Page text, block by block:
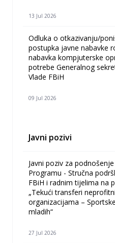
13 Jul 2026
Odluka o otkazivanju/
postupka javne nabavke
nabavka kompjuterske
potrebe Generalnog
Vlade FBiH
09 Jul 2026
Javni pozivi
Javni poziv za
Programu - Stručna
FBiH i radnim tijelima na
„Tekući transferi
organizacijama –
mladih“
27 Jul 2026